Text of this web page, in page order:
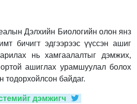
Дэлхийн Биологийн олон янз
бичигт эдгээрээс үүссэн ашиг
нь хамгаалалтыг дэмжих,
ашиглах урамшуулал болох
тодорхойлсон байдаг.
дэмжигч